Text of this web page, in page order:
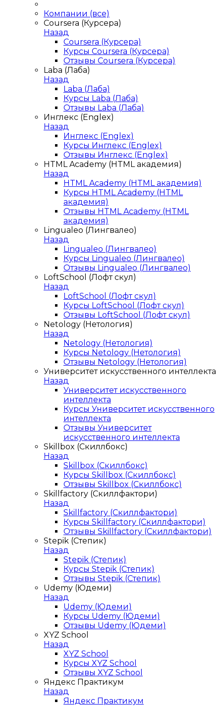
Компании (все)
Coursera (Курсера)
Назад
Coursera (Курсера)
Курсы Coursera (Курсера)
Отзывы Coursera (Курсера)
Laba (Лаба)
Назад
Laba (Лаба)
Курсы Laba (Лаба)
Отзывы Laba (Лаба)
Инглекс (Englex)
Назад
Инглекс (Englex)
Курсы Инглекс (Englex)
Отзывы Инглекс (Englex)
HTML Academy (HTML академия)
Назад
HTML Academy (HTML академия)
Курсы HTML Academy (HTML
академия)
Отзывы HTML Academy (HTML
академия)
Lingualeo (Лингвалео)
Назад
Lingualeo (Лингвалео)
Курсы Lingualeo (Лингвалео)
Отзывы Lingualeo (Лингвалео)
LoftSchool (Лофт скул)
Назад
LoftSchool (Лофт скул)
Курсы LoftSchool (Лофт скул)
Отзывы LoftSchool (Лофт скул)
Netology (Нетология)
Назад
Netology (Нетология)
Курсы Netology (Нетология)
Отзывы Netology (Нетология)
Университет искусственного интеллекта
Назад
Университет искусственного
интеллекта
Курсы Университет искусственного
интеллекта
Отзывы Университет
искусственного интеллекта
Skillbox (Скиллбокс)
Назад
Skillbox (Скиллбокс)
Курсы Skillbox (Скиллбокс)
Отзывы Skillbox (Скиллбокс)
Skillfactory (Скиллфактори)
Назад
Skillfactory (Скиллфактори)
Курсы Skillfactory (Скиллфактори)
Отзывы Skillfactory (Скиллфактори)
Stepik (Степик)
Назад
Stepik (Степик)
Курсы Stepik (Степик)
Отзывы Stepik (Степик)
Udemy (Юдеми)
Назад
Udemy (Юдеми)
Курсы Udemy (Юдеми)
Отзывы Udemy (Юдеми)
XYZ School
Назад
XYZ School
Курсы XYZ School
Отзывы XYZ School
Яндекс Практикум
Назад
Яндекс Практикум